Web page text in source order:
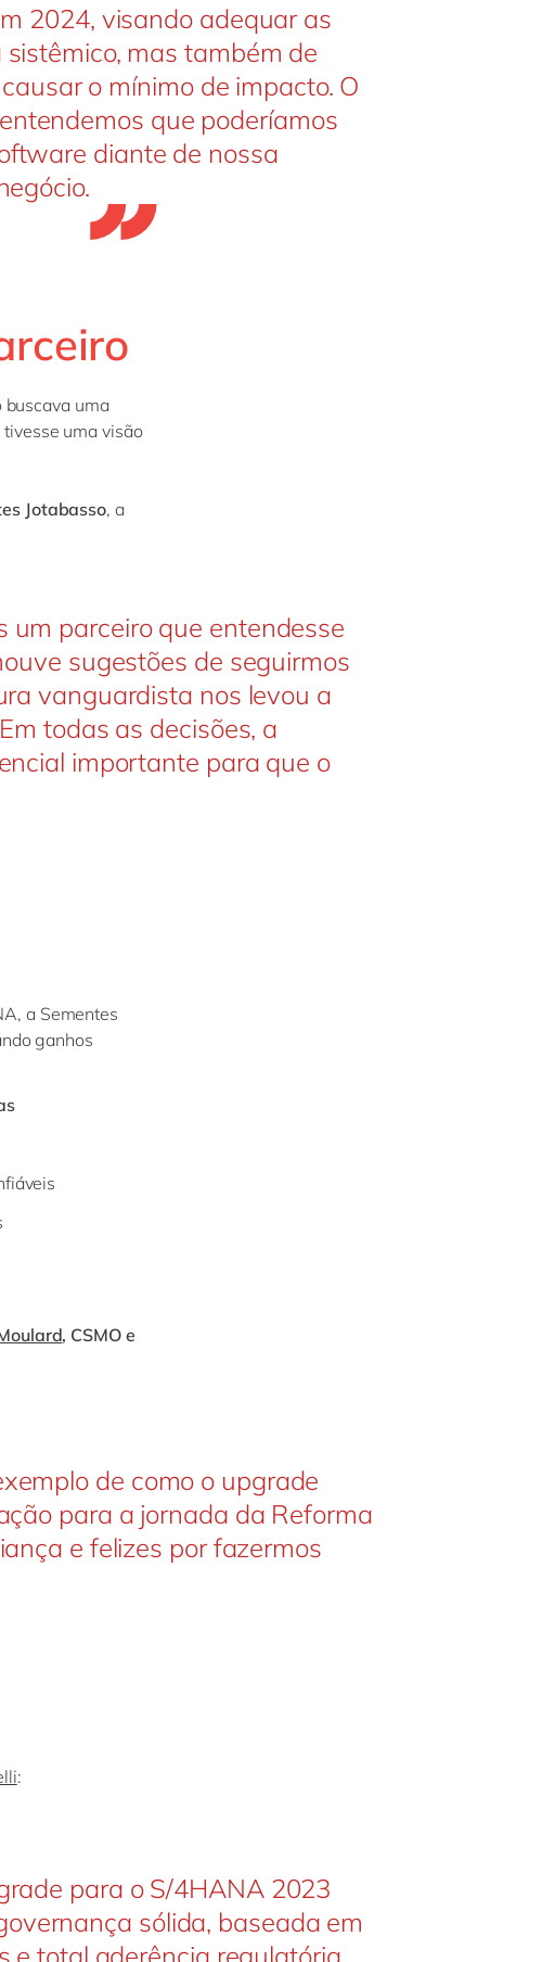
2024, visando adequar as
mas também de
o mínimo de impacto. O
que poderíamos
diante de nossa
buscava uma
uma visão
Jotabasso, a
um parceiro que entendesse
sugestões de seguirmos
vanguardista nos levou a
todas as decisões, a
importante para que o
a Sementes
ganhos
, CSMO e
de como o upgrade
para a jornada da Reforma
e felizes por fazermos
:
para o S/4HANA 2023
sólida, baseada em
e total aderência regulatória.